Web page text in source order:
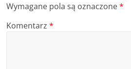
Wymagane pola są oznaczone*
Komentarz*